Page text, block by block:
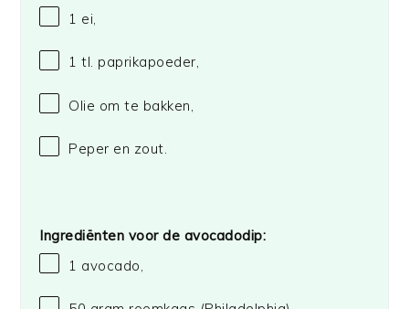
1 ei,
1 tl. paprikapoeder,
Olie om te bakken,
Peper en zout.
Ingrediënten voor de avocadodip:
1 avocado,